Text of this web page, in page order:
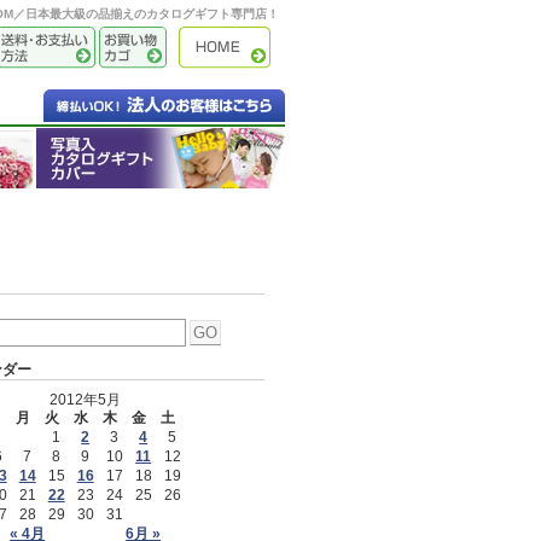
／日本最大級の品揃えのカタログギフト専門店！
ー
2012年5月
月 火 水 木 金 土
« 4月 6月 »
1 2 3 4
5
7 8 9 10 11
12
14 15 16 17 18
19
21 22 23 24 25
26
28 29 30 31